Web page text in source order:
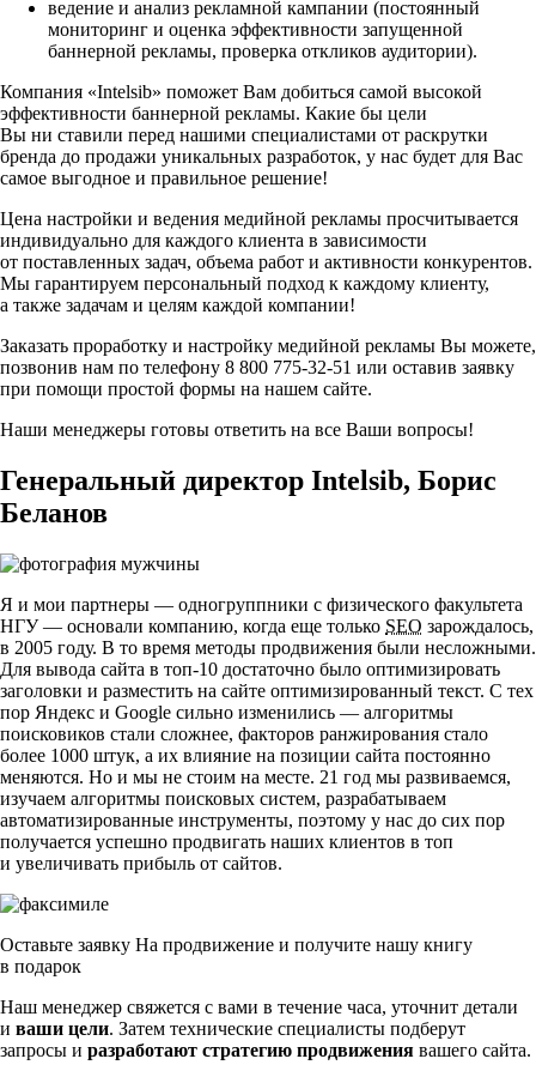
ведение и анализ рекламной кампании (постоянный
мониторинг и оценка эффективности запущенной
баннерной рекламы, проверка откликов аудитории).
Компания «Intelsib» поможет Вам добиться самой высокой
эффективности баннерной рекламы. Какие бы цели
Вы ни ставили перед нашими специалистами от раскрутки
бренда до продажи уникальных разработок, у нас будет для Вас
самое выгодное и правильное решение!
Цена настройки и ведения медийной рекламы просчитывается
индивидуально для каждого клиента в зависимости
от поставленных задач, объема работ и активности конкурентов.
Мы гарантируем персональный подход к каждому клиенту,
а также задачам и целям каждой компании!
Заказать проработку и настройку медийной рекламы Вы можете,
позвонив нам по телефону 8 800 775-32-51 или оставив заявку
при помощи простой формы на нашем сайте.
Наши менеджеры готовы ответить на все Ваши вопросы!
Генеральный директор Intelsib, Борис
Беланов
Я и мои партнеры — одногруппники с физического факультета
НГУ — основали компанию, когда еще только SEO зарождалось,
в 2005 году. В то время методы продвижения были несложными.
Для вывода сайта в топ-10 достаточно было оптимизировать
заголовки и разместить на сайте оптимизированный текст. С тех
пор Яндекс и Google сильно изменились — алгоритмы
поисковиков стали сложнее, факторов ранжирования стало
более 1000 штук, а их влияние на позиции сайта постоянно
меняются. Но и мы не стоим на месте. 21 год мы развиваемся,
изучаем алгоритмы поисковых систем, разрабатываем
автоматизированные инструменты, поэтому у нас до сих пор
получается успешно продвигать наших клиентов в топ
и увеличивать прибыль от сайтов.
Оставьте заявку На продвижение и получите нашу книгу
в подарок
Наш менеджер свяжется с вами в течение часа, уточнит детали
и ваши цели. Затем технические специалисты подберут
запросы и разработают стратегию продвижения вашего сайта.